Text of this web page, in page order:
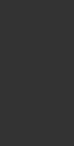
Die
in Höhe